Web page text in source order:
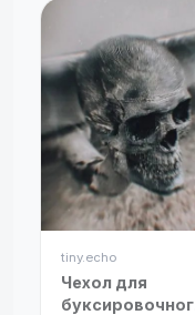
tiny.echo
Чехол для